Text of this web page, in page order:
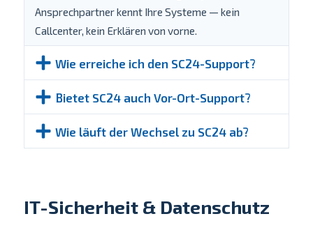
Ansprechpartner kennt Ihre Systeme — kein
Callcenter, kein Erklären von vorne.
Wie erreiche ich den SC24-Support?
Bietet SC24 auch Vor-Ort-Support?
Wie läuft der Wechsel zu SC24 ab?
IT-Sicherheit & Datenschutz